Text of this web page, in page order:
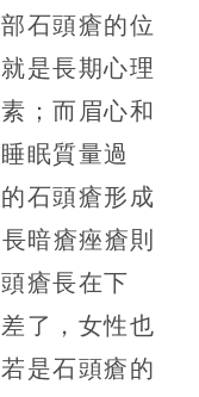
石頭瘡的位
是長期心理
；而眉心和
眠質量過
石頭瘡形成
暗瘡痤瘡則
瘡長在下
了，女性也
是石頭瘡的